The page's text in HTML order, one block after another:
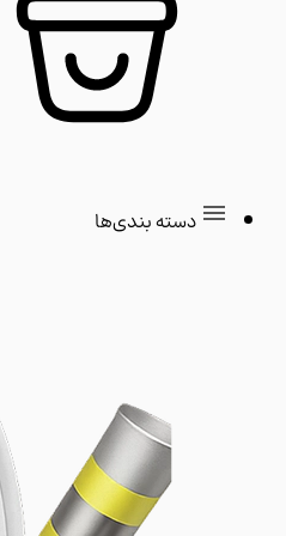
دسته بندی‌ها